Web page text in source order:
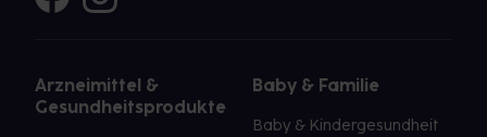
Arzneimittel &
Gesundheitsprodukte
Baby & Familie
Baby & Kindergesundheit